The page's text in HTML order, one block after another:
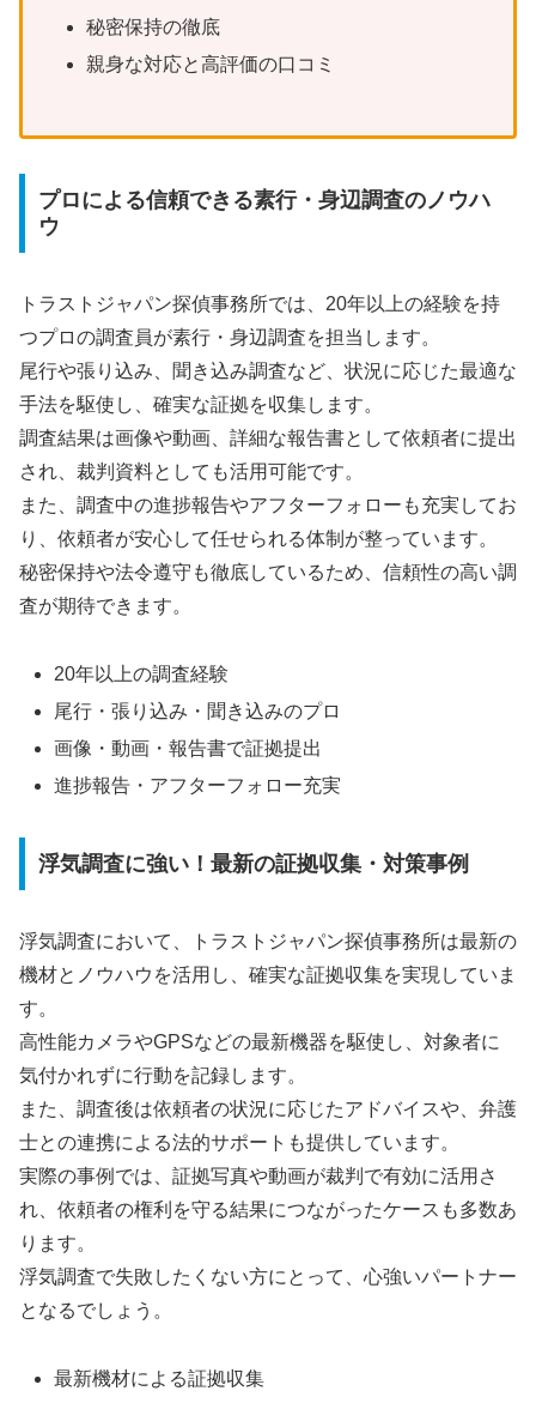
秘密保持の徹底
親身な対応と高評価の口コミ
プロによる信頼できる素行・身辺調査のノウハ
ウ
トラストジャパン探偵事務所では、20年以上の経験を持
つプロの調査員が素行・身辺調査を担当します。
尾行や張り込み、聞き込み調査など、状況に応じた最適な
手法を駆使し、確実な証拠を収集します。
調査結果は画像や動画、詳細な報告書として依頼者に提出
され、裁判資料としても活用可能です。
また、調査中の進捗報告やアフターフォローも充実してお
り、依頼者が安心して任せられる体制が整っています。
秘密保持や法令遵守も徹底しているため、信頼性の高い調
査が期待できます。
20年以上の調査経験
尾行・張り込み・聞き込みのプロ
画像・動画・報告書で証拠提出
進捗報告・アフターフォロー充実
浮気調査に強い！最新の証拠収集・対策事例
浮気調査において、トラストジャパン探偵事務所は最新の
機材とノウハウを活用し、確実な証拠収集を実現していま
す。
高性能カメラやGPSなどの最新機器を駆使し、対象者に
気付かれずに行動を記録します。
また、調査後は依頼者の状況に応じたアドバイスや、弁護
士との連携による法的サポートも提供しています。
実際の事例では、証拠写真や動画が裁判で有効に活用さ
れ、依頼者の権利を守る結果につながったケースも多数あ
ります。
浮気調査で失敗したくない方にとって、心強いパートナー
となるでしょう。
最新機材による証拠収集